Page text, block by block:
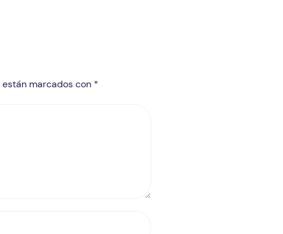
marcados con *